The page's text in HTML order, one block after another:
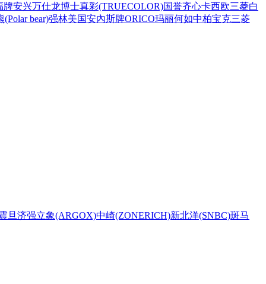
牌安兴万仕龙博士真彩(TRUECOLOR)国誉齐心卡西欧三菱白
(Polar bear)强林美国安內斯牌ORICO玛丽何如中柏宝克三菱
旦济强立象(ARGOX)中崎(ZONERICH)新北洋(SNBC)斑马